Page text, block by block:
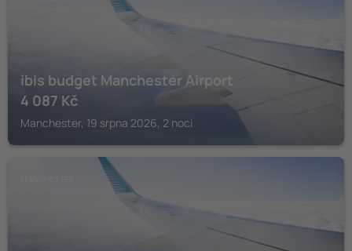
ibis budget Manchester Airport
4 087 Kč
Manchester, 19 srpna 2026, 2 noci